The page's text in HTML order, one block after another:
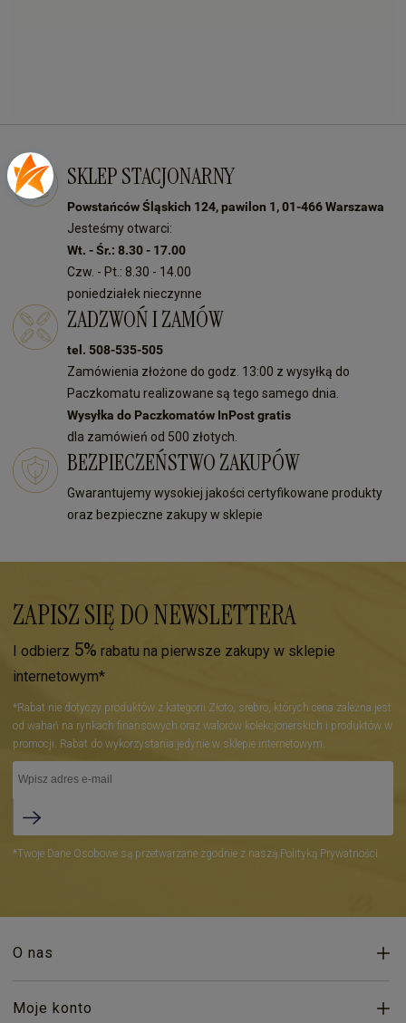
SKLEP STACJONARNY
Powstańców Śląskich 124, pawilon 1, 01-466 Warszawa
Jesteśmy otwarci:
Wt. - Śr.: 8.30 - 17.00
Czw. - Pt.: 8.30 - 14.00
poniedziałek nieczynne
ZADZWOŃ I ZAMÓW
tel. 508-535-505
Zamówienia złożone do godz. 13:00 z wysyłką do
Paczkomatu realizowane są tego samego dnia.
Wysyłka do Paczkomatów InPost gratis
dla zamówień od 500 złotych.
BEZPIECZEŃSTWO ZAKUPÓW
Gwarantujemy wysokiej jakości certyfikowane produkty
oraz bezpieczne zakupy w sklepie
ZAPISZ SIĘ DO NEWSLETTERA
I odbierz 5% rabatu na pierwsze zakupy w sklepie
internetowym*
*Rabat nie dotyczy produktów z kategorii Złoto, srebro, których cena zależna jest
od wahań na rynkach finansowych oraz walorów kolekcjonerskich i produktów w
promocji. Rabat do wykorzystania jedynie w sklepie internetowym.
*Twoje Dane Osobowe są przetwarzane zgodnie z naszą Polityką Prywatności.
O nas
Moje konto